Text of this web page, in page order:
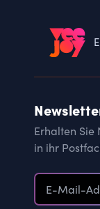
Erhalten Sie
in ihr